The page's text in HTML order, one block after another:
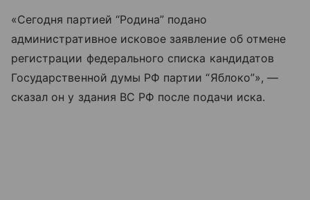
«Сегодня партией “Родина” подано
административное исковое заявление об отмене
регистрации федерального списка кандидатов
Государственной думы РФ партии “Яблоко”», —
сказал он у здания ВС РФ после подачи иска.